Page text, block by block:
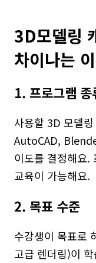
3D모델링
차이나는
1. 프로그램 종
사용할 3D 모델
AutoCAD,
이도를 결정해요.
교육이 가능해요.
2. 목표 수준
수강생이 목표로
고급 렌더링)이